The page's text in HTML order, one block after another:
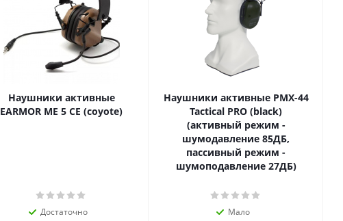
Наушники активные
EARMOR ME 5 CE (coyote)
Достаточно
Наушники активные PMX-44
Tactical PRO (black)
(активный режим -
шумодавление 85ДБ,
пассивный режим -
шумоподавление 27ДБ)
Мало